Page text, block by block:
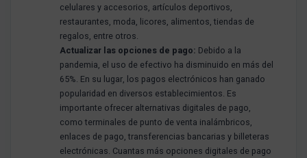
celulares y accesorios, artículos deportivos,
restaurantes, moda, licores, alimentos, tiendas de
regalos, entre otros.
Actualizar las opciones de pago: Debido a la
pandemia, el uso de efectivo ha disminuido en más del
65%. En su lugar, los pagos electrónicos han ganado
popularidad en diversos establecimientos. Es
importante ofrecer alternativas digitales de pago,
como terminales de punto de venta inalámbricos,
enlaces de pago, transferencias bancarias y billeteras
electrónicas. Cuantas más opciones digitales de pago